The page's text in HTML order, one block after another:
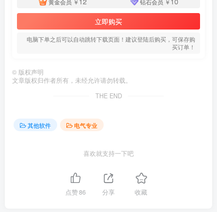
黄金会员 ￥ 钻石会员 ￥
立即购买
电脑下单之后可以自动跳转下载页面！建议登陆后购买，可保存购
买订单！
© 版权声明
文章版权归作者所有，未经允许请勿转载。
THE END
其他软件 电气专业
喜欢就支持一下吧
点赞86 分享 收藏